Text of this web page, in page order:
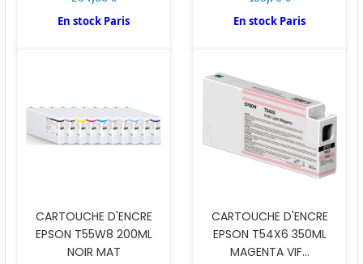
En stock Paris En stock Paris
CARTOUCHE D'ENCRE
EPSON T55W8 200ML
NOIR MAT
CARTOUCHE D'ENCRE
EPSON T54X6 350ML
MAGENTA VIF...